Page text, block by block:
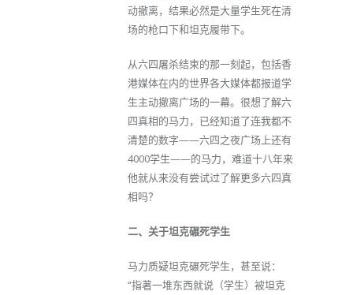
动撤离，结果必然是大量学生死在清
场的枪口下和坦克履带下。
从六四屠杀结束的那一刻起，包括香
港媒体在内的世界各大媒体都报道学
生主动撤离广场的一幕。很想了解六
四真相的马力，已经知道了连我都不
清楚的数字——六四之夜广场上还有
4000学生——的马力，难道十八年来
他就从来没有尝试过了解更多六四真
相吗？
二、关于坦克碾死学生
马力质疑坦克碾死学生，甚至说：
“指著一堆东西就说（学生）被坦克